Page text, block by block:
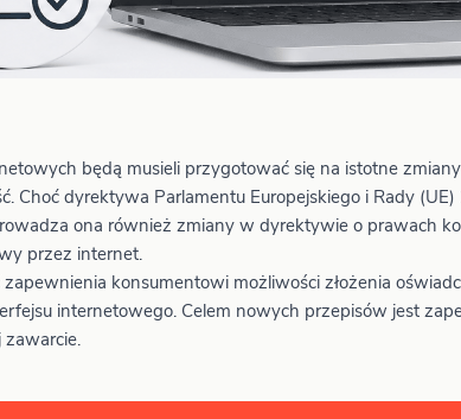
będą musieli przygotować się na istotne
Choć dyrektywa Parlamentu Europejskiego i Rady
ona również zmiany w dyrektywie o prawach
przez internet.
konsumentowi możliwości złożenia
internetowego. Celem nowych przepisów jest
zawarcie.